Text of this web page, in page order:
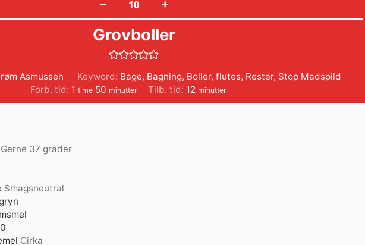
– +
Grovboller
Asmussen Keyword: Bage, Bagning, Boller, flutes, Rester, Stop Madspild
Forb. tid: 1 time
time 50minutter
minutter Tilb. tid: 12 minutter
minutter
Gerne 37 grader
Smagsneutral
Cirka